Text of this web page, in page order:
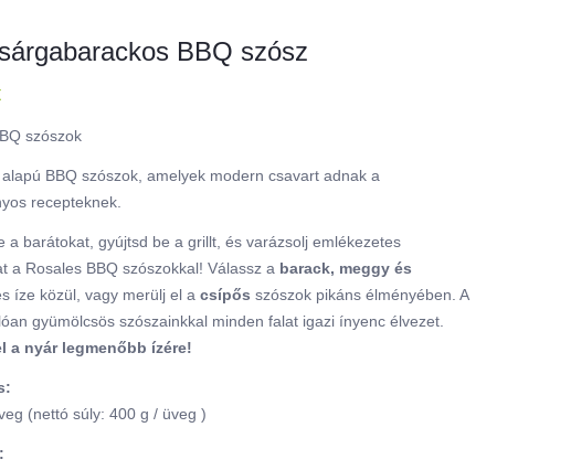
BBQ szósz
szószok
BBQ szószok, amelyek modern csavart adnak a
recepteknek.
a barátokat, gyújtsd be a grillt, és varázsolj emlékezetes
a Rosales BBQ szószokkal! Válassz a barack, meggy és
íze közül, vagy merülj el a csípős szószok pikáns élményében. A
gyümölcsös szószainkkal minden falat igazi ínyenc élvezet.
a nyár legmenőbb ízére!
(nettó súly: 400 g / üveg )